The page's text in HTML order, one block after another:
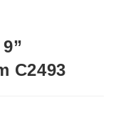
C2493